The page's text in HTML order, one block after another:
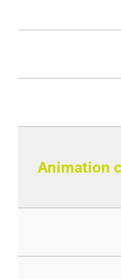
Animation